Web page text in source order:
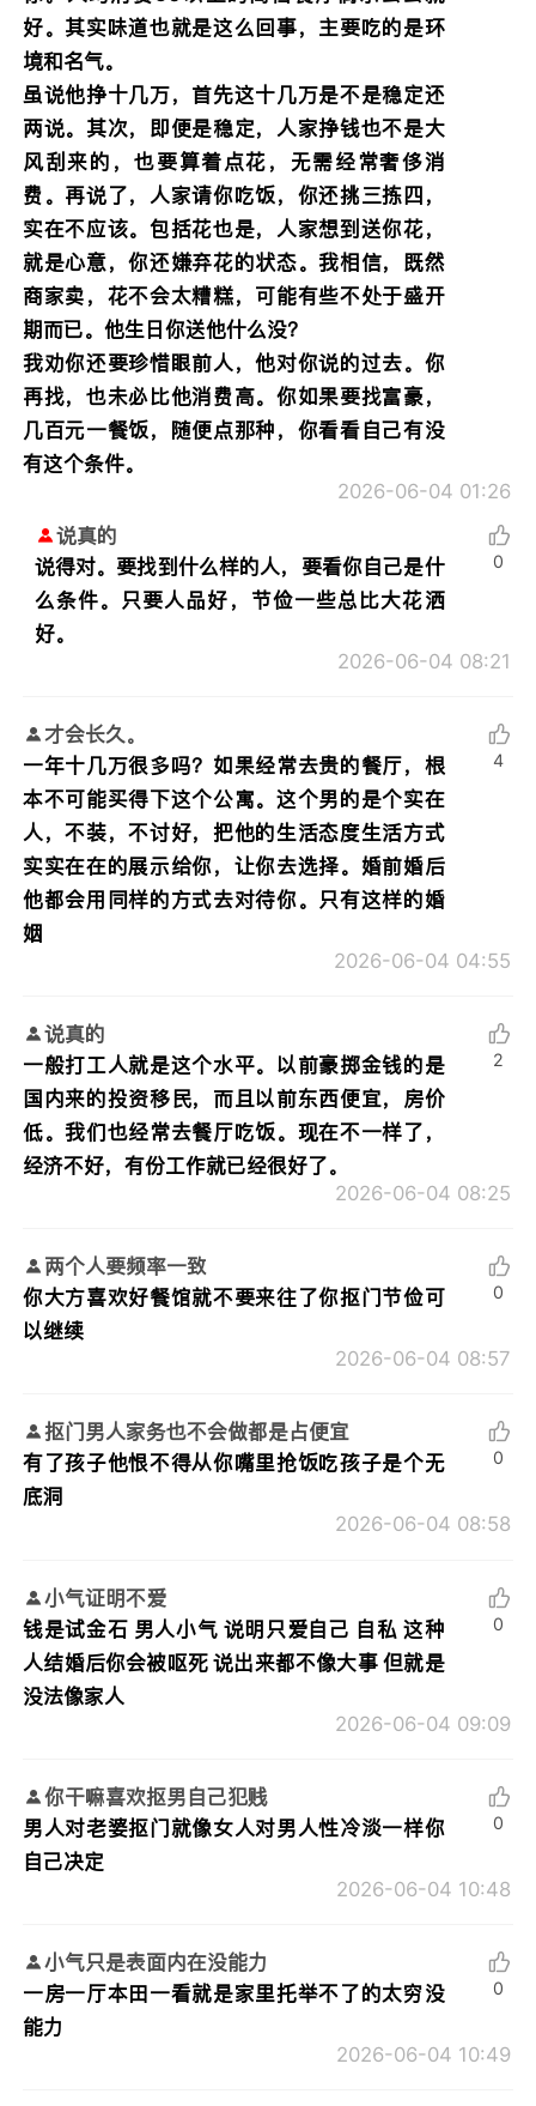
好。其实味道也就是这么回事，主要吃的是环
境和名气。
虽说他挣十几万，首先这十几万是不是稳定还
两说。其次，即便是稳定，人家挣钱也不是大
风刮来的，也要算着点花，无需经常奢侈消
费。再说了，人家请你吃饭，你还挑三拣四，
实在不应该。包括花也是，人家想到送你花，
就是心意，你还嫌弃花的状态。我相信，既然
商家卖，花不会太糟糕，可能有些不处于盛开
期而已。他生日你送他什么没？
我劝你还要珍惜眼前人，他对你说的过去。你
再找，也未必比他消费高。你如果要找富豪，
几百元一餐饭，随便点那种，你看看自己有没
有这个条件。
2026-06-04 01:26
说真的
说得对。要找到什么样的人，要看你自己是什
么条件。只要人品好，节俭一些总比大花洒
好。
2026-06-04 08:21
0
才会长久。
一年十几万很多吗？如果经常去贵的餐厅，根
本不可能买得下这个公寓。这个男的是个实在
人，不装，不讨好，把他的生活态度生活方式
实实在在的展示给你，让你去选择。婚前婚后
他都会用同样的方式去对待你。只有这样的婚
姻
2026-06-04 04:55
4
说真的
一般打工人就是这个水平。以前豪掷金钱的是
国内来的投资移民，而且以前东西便宜，房价
低。我们也经常去餐厅吃饭。现在不一样了，
经济不好，有份工作就已经很好了。
2026-06-04 08:25
2
两个人要频率一致
你大方喜欢好餐馆就不要来往了你抠门节俭可
以继续
2026-06-04 08:57
0
抠门男人家务也不会做都是占便宜
有了孩子他恨不得从你嘴里抢饭吃孩子是个无
底洞
2026-06-04 08:58
0
小气证明不爱
钱是试金石 男人小气 说明只爱自己 自私 这种
人结婚后你会被呕死 说出来都不像大事 但就是
没法像家人
2026-06-04 09:09
0
你干嘛喜欢抠男自己犯贱
男人对老婆抠门就像女人对男人性冷淡一样你
自己决定
2026-06-04 10:48
0
小气只是表面内在没能力
一房一厅本田一看就是家里托举不了的太穷没
能力
2026-06-04 10:49
0